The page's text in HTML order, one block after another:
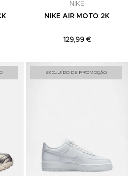
NIKE
NIKE AIR MOTO 2K
129,99 €
Adicionar aos Favoritos
EXCLUÍDO DE PROMOÇÃO